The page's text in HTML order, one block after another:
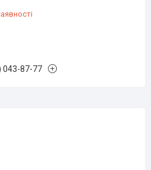
043-87-77